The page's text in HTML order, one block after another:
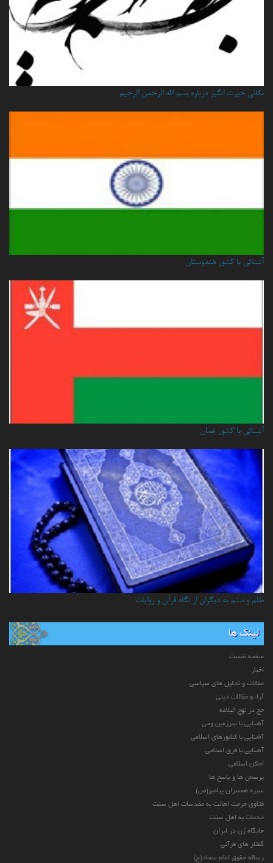
نكاتي حيرت انگيز درباره بسم الله الرحمن الرحيم
آشنائی با کشور هندوستان
آشنائي با كشور عمان
ظلم و ستم به دیگران از نگاه قرآن و روایات
لینک ها
صفحه نخست
اخبار
مقالات و تحلیل های سیاسی
آراء و مقالات دینی
حج در نهج البلاغه
آشنایی با سرزمین وحی
آشنایی با کشورهای اسلامی
آشنایی با فرق اسلامی
اماکن اسلامی
پرسش ها و پاسخ ها
سیره همسران پیامبر(ص)
فتاوی حرمت اهانت به مقدسات اهل سنت
خدمات به اهل سنت
جایگاه زن در ایران
گفتار های قرآنی
رساله حقوق امام سجاد(ع)